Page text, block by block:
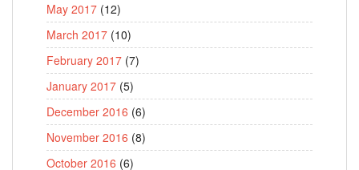
May 2017 (12)
March 2017 (10)
February 2017 (7)
January 2017 (5)
December 2016 (6)
November 2016 (8)
October 2016 (6)